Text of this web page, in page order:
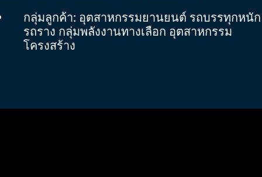
กลุ่มลูกค้า: อุตสาหกรรมยานยนต์ รถบรรทุกหนัก
รถราง กลุ่มพลังงานทางเลือก อุตสาหกรรม
โครงสร้าง